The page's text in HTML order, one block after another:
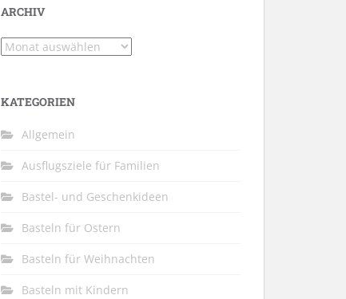
ARCHIV
Archiv
KATEGORIEN
Allgemein
Ausflugsziele für Familien
Bastel- und Geschenkideen
Basteln für Ostern
Basteln für Weihnachten
Basteln mit Kindern